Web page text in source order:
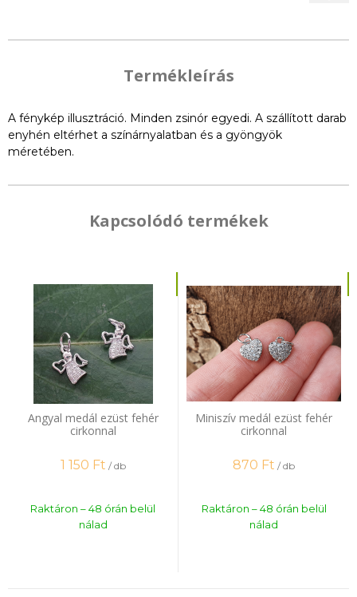
Termékleírás
A fénykép illusztráció. Minden zsinór egyedi. A szállított darab
enyhén eltérhet a színárnyalatban és a gyöngyök
méretében.
Kapcsolódó termékek
Angyal medál ezüst fehér
cirkonnal
1 150 Ft / db
Raktáron – 48 órán belül
nálad
Miniszív medál ezüst fehér
cirkonnal
870 Ft / db
Raktáron – 48 órán belül
nálad